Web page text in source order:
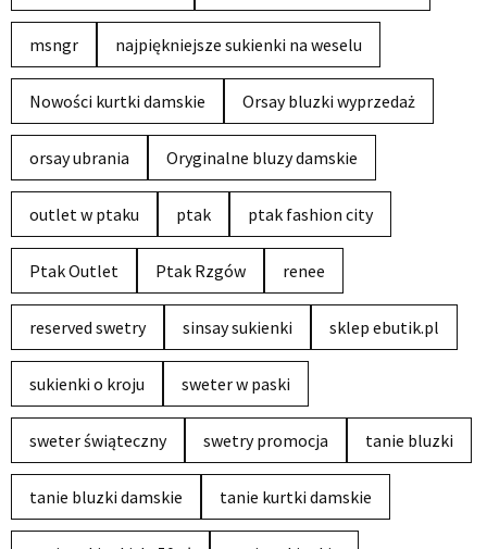
msngr najpiękniejsze sukienki na weselu
Nowości kurtki damskie Orsay bluzki wyprzedaż
orsay ubrania Oryginalne bluzy damskie
outlet w ptaku ptak ptak fashion city
Ptak Outlet Ptak Rzgów renee
reserved swetry sinsay sukienki sklep ebutik.pl
sukienki o kroju sweter w paski
sweter świąteczny swetry promocja tanie bluzki
tanie bluzki damskie tanie kurtki damskie